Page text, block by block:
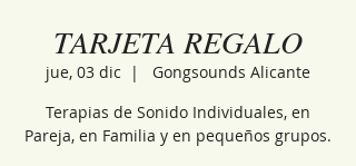
TARJETA REGALO
jue, 03 dic
  |
Gongsounds Alicante
Terapias de Sonido Individuales, en
Pareja, en Familia y en pequeños grupos.